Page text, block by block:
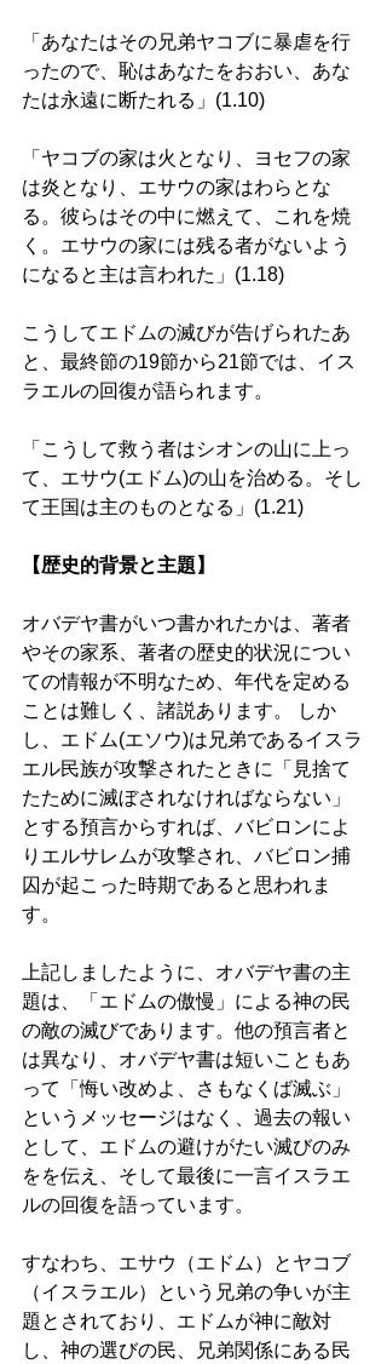
「あなたはその兄弟ヤコブに暴虐を行
ったので、恥はあなたをおおい、あな
たは永遠に断たれる」(1.10)
「ヤコブの家は火となり、ヨセフの家
は炎となり、エサウの家はわらとな
る。彼らはその中に燃えて、これを焼
く。エサウの家には残る者がないよう
になると主は言われた」(1.18)
こうしてエドムの滅びが告げられたあ
と、最終節の19節から21節では、イス
ラエルの回復が語られます。
「こうして救う者はシオンの山に上っ
て、エサウ(エドム)の山を治める。そし
て王国は主のものとなる」(1.21)
【歴史的背景と主題】
オバデヤ書がいつ書かれたかは、著者
やその家系、著者の歴史的状況につい
ての情報が不明なため、年代を定める
ことは難しく、諸説あります。 しか
し、エドム(エソウ)は兄弟であるイスラ
エル民族が攻撃されたときに「見捨て
たために滅ぼされなければならない」
とする預言からすれば、バビロンによ
りエルサレムが攻撃され、バビロン捕
囚が起こった時期であると思われま
す。
上記しましたように、オバデヤ書の主
題は、「エドムの傲慢」による神の民
の敵の滅びであります。他の預言者と
は異なり、オバデヤ書は短いこともあ
って「悔い改めよ、さもなくば滅ぶ」
というメッセージはなく、過去の報い
として、エドムの避けがたい滅びのみ
をを伝え、そして最後に一言イスラエ
ルの回復を語っています。
すなわち、エサウ（エドム）とヤコブ
（イスラエル）という兄弟の争いが主
題とされており、エドムが神に敵対
し、神の選びの民、兄弟関係にある民